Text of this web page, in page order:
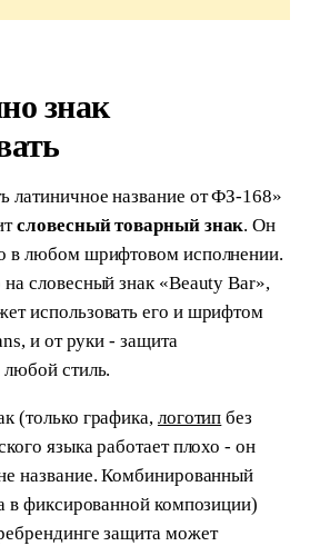
знак
латиничное название от ФЗ-168»
словесный товарный знак. Он
в любом шрифтовом исполнении.
на словесный знак «Beauty Bar»,
использовать его и шрифтом
и от руки - защита
любой стиль.
(только графика, логотип без
языка работает плохо - он
название. Комбинированный
в фиксированной композиции)
защита может